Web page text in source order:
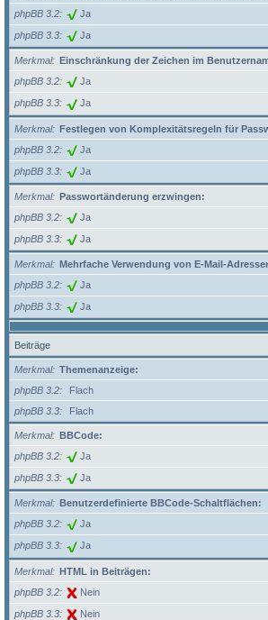
phpBB 3.2
Ja
phpBB 3.3 Ja
Merkmal
Einschränkung der Zeichen im
phpBB 3.2
Ja
phpBB 3.3 Ja
Merkmal
Festlegen von Komplexitätsregeln für
phpBB 3.2
Ja
phpBB 3.3 Ja
Merkmal
Passwortänderung erzwingen:
phpBB 3.2
Ja
phpBB 3.3 Ja
Merkmal
Mehrfache Verwendung von E-Mail-
phpBB 3.2
Ja
phpBB 3.3 Ja
Beiträge
Merkmal
Themenanzeige:
phpBB 3.2
Flach
phpBB 3.3
Flach
Merkmal
BBCode:
phpBB 3.2
Ja
phpBB 3.3 Ja
Merkmal
Benutzerdefinierte BBCode-Schaltflächen:
phpBB 3.2
Ja
phpBB 3.3 Ja
Merkmal
HTML in Beiträgen:
phpBB 3.2
Nein
phpBB 3.3 Nein